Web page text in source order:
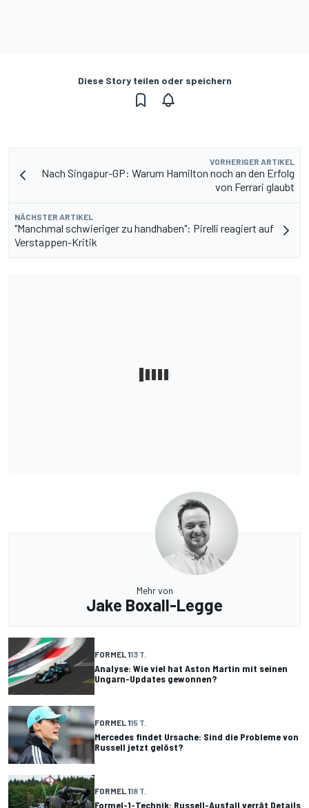
Diese Story teilen oder speichern
VORHERIGER ARTIKEL
Nach Singapur-GP: Warum Hamilton noch an den Erfolg
von Ferrari glaubt
NÄCHSTER ARTIKEL
"Manchmal schwieriger zu handhaben": Pirelli reagiert auf
Verstappen-Kritik
Mehr von
Jake Boxall-Legge
FORMEL 113 T.
Analyse: Wie viel hat Aston Martin mit seinen
Ungarn-Updates gewonnen?
FORMEL 115 T.
Mercedes findet Ursache: Sind die Probleme von
Russell jetzt gelöst?
FORMEL 118 T.
Formel-1-Technik: Russell-Ausfall verrät Details